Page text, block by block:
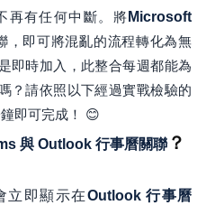
再有任何中斷。將 Microsoft
，即可將混亂的流程轉化為無
即時加入，此整合每週都能為
？請依照以下經過實戰檢驗的
即可完成！ 😊
與 Outlook 行事曆關聯？
立即顯示在Outlook 行事曆